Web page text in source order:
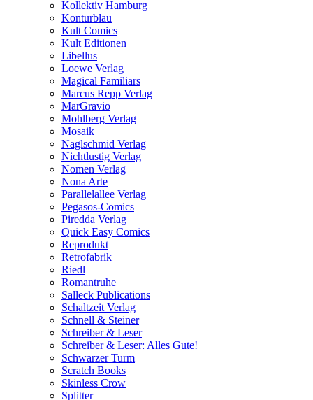
Kollektiv Hamburg
Konturblau
Kult Comics
Kult Editionen
Libellus
Loewe Verlag
Magical Familiars
Marcus Repp Verlag
MarGravio
Mohlberg Verlag
Mosaik
Naglschmid Verlag
Nichtlustig Verlag
Nomen Verlag
Nona Arte
Parallelallee Verlag
Pegasos-Comics
Piredda Verlag
Quick Easy Comics
Reprodukt
Retrofabrik
Riedl
Romantruhe
Salleck Publications
Schaltzeit Verlag
Schnell & Steiner
Schreiber & Leser
Schreiber & Leser: Alles Gute!
Schwarzer Turm
Scratch Books
Skinless Crow
Splitter